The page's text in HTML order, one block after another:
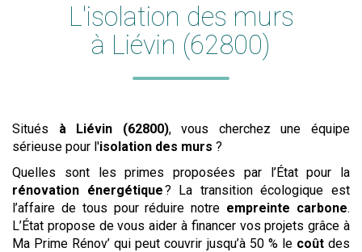
L'isolation des murs
à Liévin (62800)
Situés à Liévin (62800), vous cherchez une équipe
sérieuse pour l'isolation des murs ?
Quelles sont les primes proposées par l’État pour la
rénovation énergétique? La transition écologique est
l’affaire de tous pour réduire notre empreinte carbone.
L’État propose de vous aider à financer vos projets grâce à
Ma Prime Rénov’ qui peut couvrir jusqu’à 50 % le coûtdes